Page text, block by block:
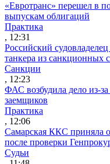
«Евротранс» перешел в
выпускам облигаций
Практика
, 12:31
Российский
танкера из санкционных
Санкции
, 12:23
ФАС возбудила дело из-
заемщиков
Практика
, 12:06
Самарская ККС приняла
после проверки
Судьи